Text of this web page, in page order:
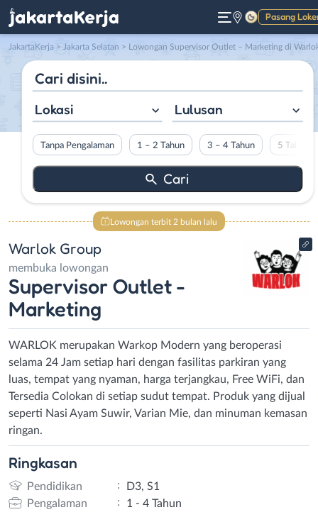
Pasang
Gelap
JakartaKerja > Jakarta Selatan > Lowongan Supervisor Outlet – Marketing di Warlok
Lokasi Lulusan
Tanpa Pengalaman 1 – 2 Tahun 3 – 4 Tahun 5 Tahun
Lowongan terbit 2 bulan lalu
Warlok Group
membuka lowongan
Supervisor Outlet -
Marketing
WARLOK merupakan Warkop Modern yang beroperasi
selama 24 Jam setiap hari dengan fasilitas parkiran yang
luas, tempat yang nyaman, harga terjangkau, Free WiFi, dan
Tersedia Colokan di setiap sudut tempat. Produk yang dijual
seperti Nasi Ayam Suwir, Varian Mie, dan minuman kemasan
ringan.
Ringkasan
Pendidikan :
D3, S1
Pengalaman
:
1 - 4 Tahun